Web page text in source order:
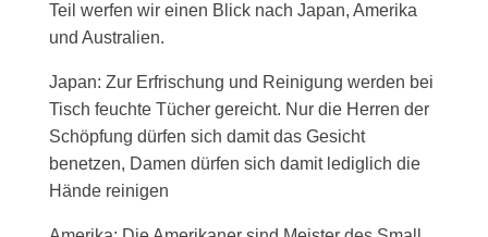
Teil werfen wir einen Blick nach Japan, Amerika
und Australien.
Japan: Zur Erfrischung und Reinigung werden bei
Tisch feuchte Tücher gereicht. Nur die Herren der
Schöpfung dürfen sich damit das Gesicht
benetzen, Damen dürfen sich damit lediglich die
Hände reinigen